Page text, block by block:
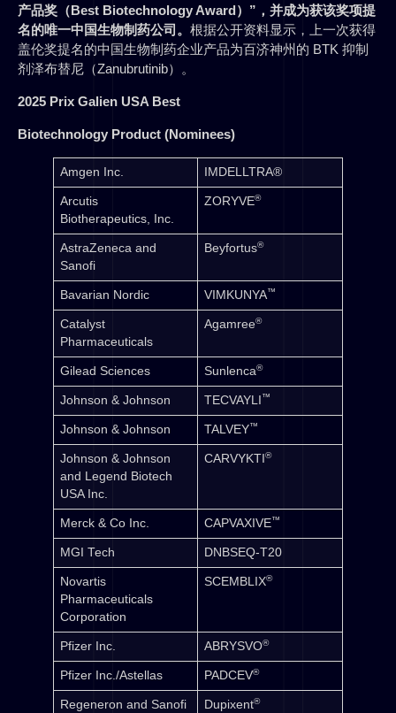
产品奖（Best Biotechnology Award）”，并成为获该奖项提
名的唯一中国生物制药公司。 根据公开资料显示，上一次获得
盖伦奖提名的中国生物制药企业产品为百济神州的 BTK 抑制
剂泽布替尼（Zanubrutinib）。
2025 Prix Galien USA Best
Biotechnology Product (Nominees)
Amgen Inc. IMDELLTRA®
Arcutis
Biotherapeutics, Inc.
ZORYVE®
AstraZeneca and
Sanofi
Beyfortus®
Bavarian Nordic VIMKUNYA™
Catalyst
Pharmaceuticals
Agamree®
Gilead Sciences Sunlenca®
Johnson & Johnson TECVAYLI ™
Johnson & Johnson TALVEY™
Johnson & Johnson
and Legend Biotech
USA Inc.
CARVYKTI ®
Merck & Co Inc. CAPVAXIVE™
MGI Tech DNBSEQ-T20
Novartis
Pharmaceuticals
Corporation
SCEMBLIX®
Pfizer Inc. ABRYSVO®
Pfizer Inc./Astellas PADCEV®
Regeneron and Sanofi Dupixent®